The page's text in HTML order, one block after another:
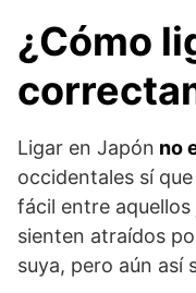
¿Cómo
Ligar en Japón no
occidentales sí
fácil entre aquellos
sienten atraídos
suya, pero aún así